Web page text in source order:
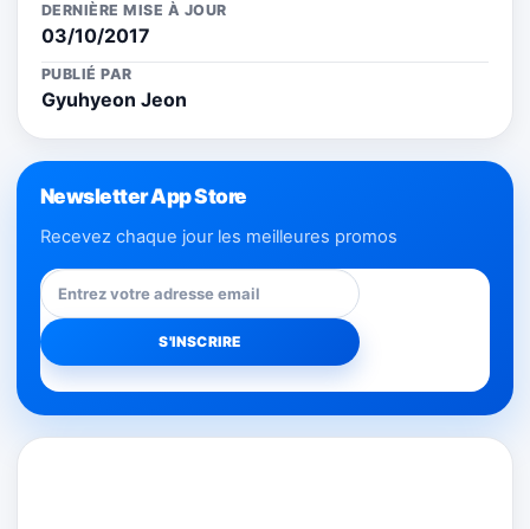
DERNIÈRE MISE À JOUR
03/10/2017
PUBLIÉ PAR
Gyuhyeon Jeon
Newsletter App Store
Recevez chaque jour les meilleures promos